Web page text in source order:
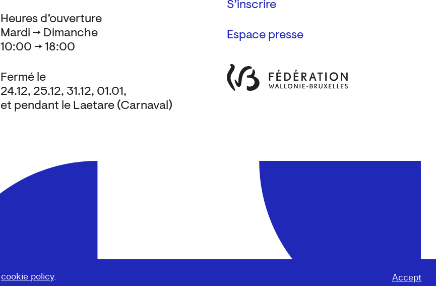
cookie policy. Accept
Espace presse
Heures d’ouverture
Mardi → Dimanche
10:00 → 18:00
Fermé le
24.12, 25.12, 31.12, 01.01,
et pendant le Laetare (Carnaval)